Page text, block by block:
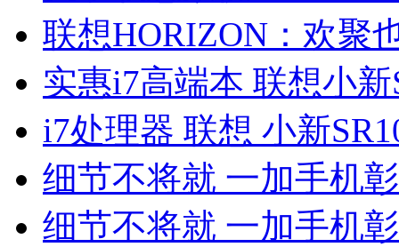
联想HORIZON：欢聚
实惠i7高端本 联想小新
i7处理器 联想 小新
细节不将就 一加手机
细节不将就 一加手机